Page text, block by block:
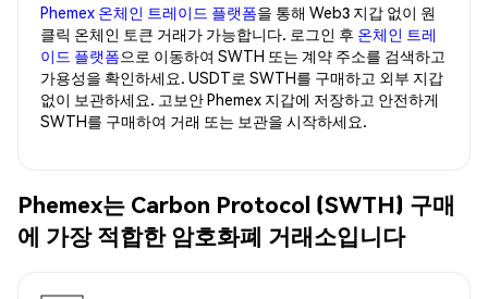
Phemex 온체인 트레이드 플랫폼을 통해 Web3 지갑 없이 원
클릭 온체인 토큰 거래가 가능합니다. 로그인 후 온체인 트레
이드 플랫폼으로 이동하여 SWTH 또는 계약 주소를 검색하고
가용성을 확인하세요. USDT로 SWTH를 구매하고 외부 지갑
없이 보관하세요. 고보안 Phemex 지갑에 저장하고 안전하게
SWTH를 구매하여 거래 또는 보관을 시작하세요.
Phemex는 Carbon Protocol (SWTH) 구매
에 가장 적합한 암호화폐 거래소입니다